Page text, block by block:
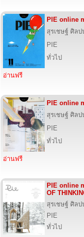
PIE online
สุรเชษฐ์ ศิลป
PIE
ทั่วไป
อ่านฟรี
PIE online
สุรเชษฐ์ ศิลป
PIE
ทั่วไป
อ่านฟรี
PIE online
OF
สุรเชษฐ์ ศิลป
PIE
ทั่วไป